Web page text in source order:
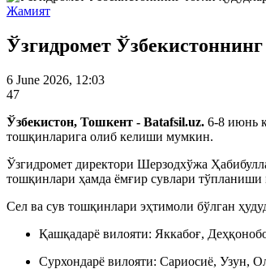
Жамият
Ўзгидромет
6 June 2026, 12:03
47
Ўзбекистон, Тошкент - Batafsil.uz. 6-8 июнь
тошқинларига олиб келиши мумкин.
Ўзгидромет директори Шерзодхўжа
тошқинлари ҳамда ёмғир сувлари
Сел ва сув тошқинлари эҳтимоли бўлган
Қашқадарё вилояти: Яккабоғ,
Сурхондарё вилояти: Сариосиё, Узун,